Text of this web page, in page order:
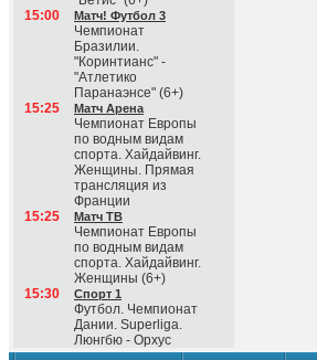
15:00
Матч! Футбол 3
Чемпионат
Бразилии.
"Коринтианс" -
"Атлетико
Паранаэнсе" (6+)
15:25
Матч Арена
Чемпионат Европы
по водным видам
спорта. Хайдайвинг.
Женщины. Прямая
трансляция из
Франции
15:25
Матч ТВ
Чемпионат Европы
по водным видам
спорта. Хайдайвинг.
Женщины (6+)
15:30
Спорт 1
Футбол. Чемпионат
Дании. Superliga.
Люнгбю - Орхус